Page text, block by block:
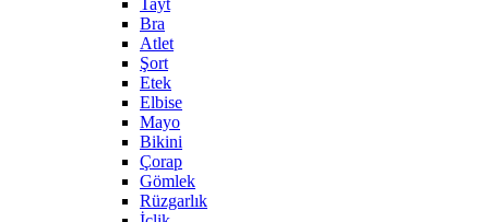
Tayt
Bra
Atlet
Şort
Etek
Elbise
Mayo
Bikini
Çorap
Gömlek
Rüzgarlık